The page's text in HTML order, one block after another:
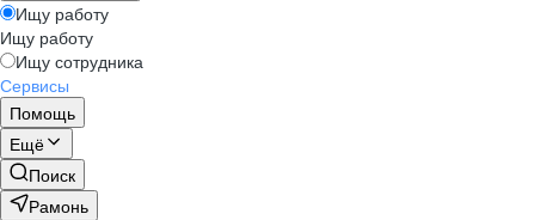
Ищу работу
Ищу работу
Ищу сотрудника
Сервисы
Помощь
Ещё
Поиск
Рамонь